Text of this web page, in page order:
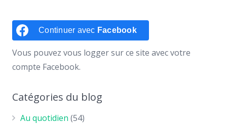
Continuer avec Facebook
Vous pouvez vous logger sur ce site avec votre
compte Facebook.
Catégories du blog
Au quotidien (54)